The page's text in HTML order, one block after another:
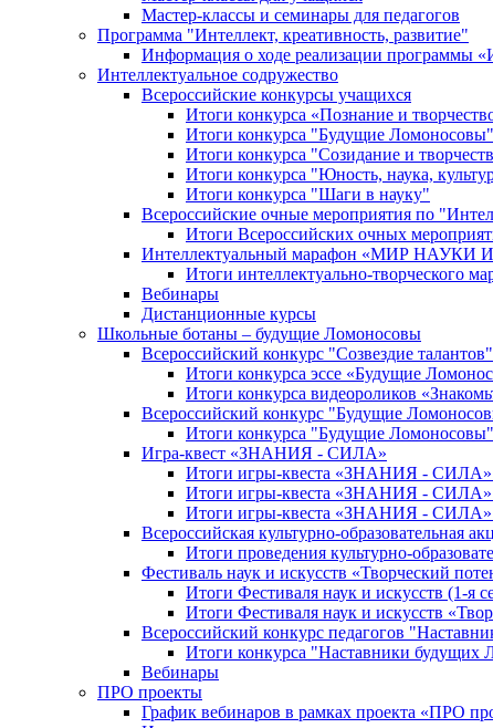
Мастер-классы и семинары для педагогов
Программа "Интеллект, креативность, развитие"
Информация о ходе реализации
Интеллектуальное содружество
Всероссийские конкурсы учащихся
Итоги конкурса «Познание и
Итоги конкурса "Будущие Ломоносовы"
Итоги конкурса "Созидание и
Итоги конкурса "Юность, наука,
Итоги конкурса "Шаги в науку"
Всероссийские очные мероприятия по
Итоги Всероссийских очных
Интеллектуальный марафон «МИР
Итоги интеллектуально-творческого
Вебинары
Дистанционные курсы
Школьные ботаны – будущие Ломоносовы
Всероссийский конкурс "Созвездие талантов"
Итоги конкурса эссе «Будущие
Итоги конкурса видеороликов
Всероссийский конкурс "Будущие
Итоги конкурса "Будущие Ломоносовы"
Игра-квест «ЗНАНИЯ - СИЛА»
Итоги игры-квеста «ЗНАНИЯ - СИЛА»
Итоги игры-квеста «ЗНАНИЯ - СИЛА»
Итоги игры-квеста «ЗНАНИЯ - СИЛА»
Всероссийская культурно-образовательная
Итоги проведения культурно-
Фестиваль наук и искусств «Творческий
Итоги Фестиваля наук и искусств (1-я
Итоги Фестиваля наук и искусств
Всероссийский конкурс педагогов
Итоги конкурса "Наставники будущих
Вебинары
ПРО проекты
График вебинаров в рамках проекта «ПРО